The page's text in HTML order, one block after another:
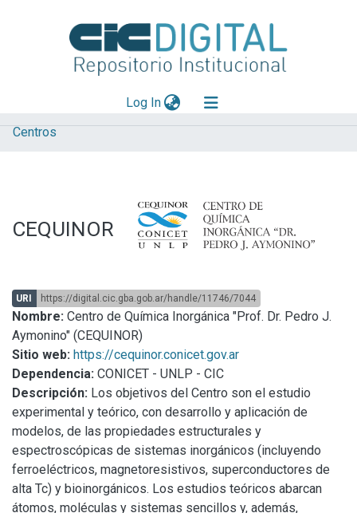
Log In(current)
Explorar
Statistics
Centros
CEQUINOR
URI https://digital.cic.gba.gob.ar/handle/11746/7044
Nombre: Centro de Química Inorgánica "Prof. Dr. Pedro J.
Aymonino" (CEQUINOR)
Sitio web: https://cequinor.conicet.gov.ar
Dependencia: CONICET - UNLP - CIC
Descripción: Los objetivos del Centro son el estudio
experimental y teórico, con desarrollo y aplicación de
modelos, de las propiedades estructurales y
espectroscópicas de sistemas inorgánicos (incluyendo
ferroeléctricos, magnetoresistivos, superconductores de
alta Tc) y bioinorgánicos. Los estudios teóricos abarcan
átomos, moléculas y sistemas sencillos y, además,